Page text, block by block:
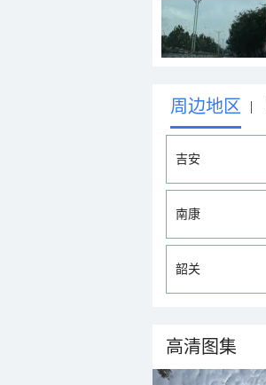
周边地区 |
吉安
南康
韶关
高清图集